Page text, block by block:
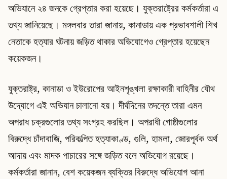
অভিযানে ২৪ জনকে গ্রেপ্তার করা হয়েছে। যুক্তরাষ্ট্রের কর্মকর্তারা এ
তথ্য জানিয়েছে। মঙ্গলবার তারা জানায়, কানাডায় এক প্রভাবশালী শিখ
নেতাকে হত্যার ঘটনায় জড়িত থাকার অভিযোগেও গ্রেপ্তার হয়েছেন
কয়েকজন।
যুক্তরাষ্ট্র, কানাডা ও ইউরোপের আইনশৃঙ্খলা রক্ষাকারী বাহিনীর যৌথ
উদ্যোগে এই অভিযান চালানো হয়। দীর্ঘদিনের তদন্তে তারা এমন
অপরাধ চক্রগুলোর তথ্য সংগ্রহ করছিল। অপরাধী গোষ্ঠীগুলোর
বিরুদ্ধে চাঁদাবাজি, পরিকল্পিত হত্যাকাণ্ড, গুলি, হামলা, জোরপূর্বক অর্থ
আদায় এবং মাদক পাচারের সঙ্গে জড়িত বলে অভিযোগ রয়েছে।
কর্মকর্তারা জানান, বেশ কয়েকজন ব্যক্তির বিরুদ্ধে অভিযোগ আনা